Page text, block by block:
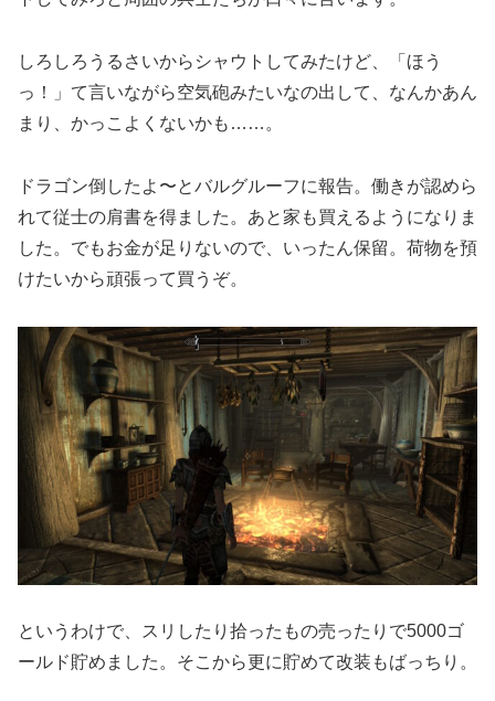
しろしろうるさいからシャウトしてみたけど、「ほう
っ！」て言いながら空気砲みたいなの出して、なんかあん
まり、かっこよくないかも……。
ドラゴン倒したよ〜とバルグルーフに報告。働きが認めら
れて従士の肩書を得ました。あと家も買えるようになりま
した。でもお金が足りないので、いったん保留。荷物を預
けたいから頑張って買うぞ。
というわけで、スリしたり拾ったもの売ったりで5000ゴ
ールド貯めました。そこから更に貯めて改装もばっちり。